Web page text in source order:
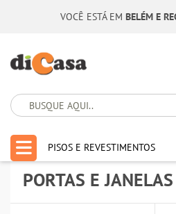
VOCÊ ESTÁ EM BELÉM E
PISOS E REVESTIMENTOS
PORTAS E JANELAS